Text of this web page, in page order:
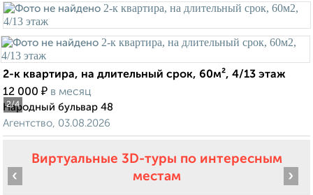
2/4
2-к квартира, на длительный срок, 60м², 4/13 этаж
12 000 ₽ в месяц
Народный бульвар 48
Агентство, 03.08.2026
Виртуальные 3D-туры по интересным
местам
‹ ›